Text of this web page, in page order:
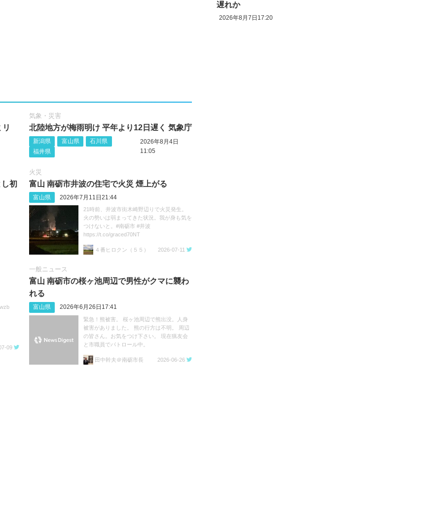
気象・災害
北陸地方が梅雨明け 平年より12日遅く 気象庁
新潟県 富山県
石川県
福井県
2026年8月4日
11:05
初
火災
富山 南砺市井波の住宅で火災 煙上がる
富山県 2026年7月11日21:44
21時前、井波市街木崎野辺りで火災発生。
火の勢いは弱まってきた状況。我が身も気を
つけないと。#南砺市 #井波
https://t.co/graced70NT
４番ヒロクン（５５） 2026-07-11
09
一般ニュース
富山 南砺市の桜ヶ池周辺で男性がクマに襲わ
れる
富山県 2026年6月26日17:41
緊急！熊被害。 桜ヶ池周辺で熊出没。人身
被害がありました。 熊の行方は不明。 周辺
の皆さん。お気をつけ下さい。 現在猟友会
と市職員でパトロール中。
田中幹夫＠南砺市長 2026-06-26
遅れか
2026年8月7日17:20